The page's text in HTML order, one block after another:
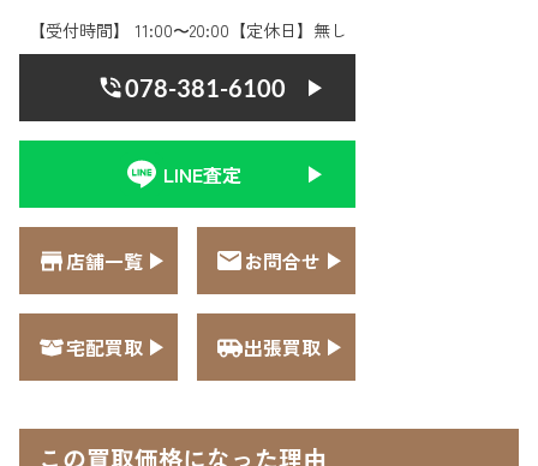
【受付時間】 11:00〜20:00【定休日】無し
078-381-6100
LINE査定
店舗一覧 お問合せ
宅配買取 出張買取
この買取価格になった理由